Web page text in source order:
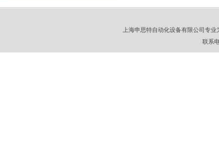
上海申思特自动化设备有限公司专业
联系